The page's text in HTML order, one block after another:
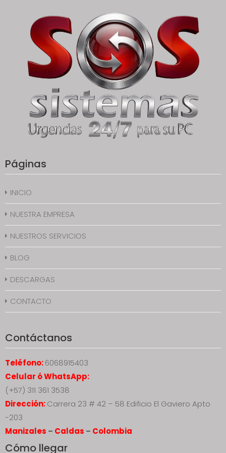
Páginas
INICIO
NUESTRA EMPRESA
NUESTROS SERVICIOS
BLOG
DESCARGAS
CONTACTO
Contáctanos
Teléfono:6068915403
Celular ó WhatsApp:
(+57) 311 361 3538
Dirección:Carrera 23 # 42 – 58 Edificio El Gaviero Apto
-203
Manizales – Caldas – Colombia
Cómo llegar